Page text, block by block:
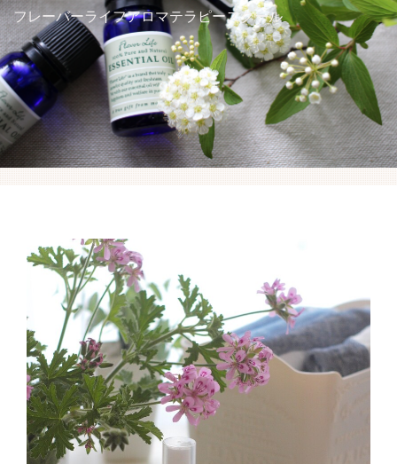
アロマを学ぶ
ハーブを学ぶ
講座スケジュール
受講生の方へ
アクセス
フレーバーライフアロマテラピースクール